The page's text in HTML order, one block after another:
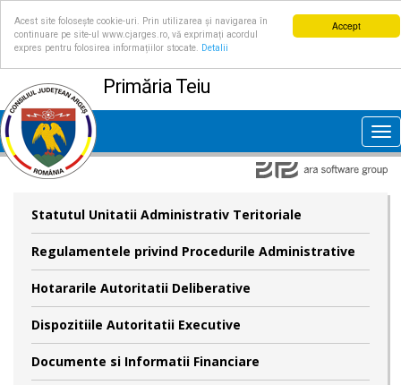
Accept
Acest site folosește cookie-uri. Prin utilizarea și navigarea în
continuare pe site-ul www.cjarges.ro, vă exprimați acordul
expres pentru folosirea informațiilor stocate.
Detalii
Primăria Teiu
Statutul Unitatii Administrativ Teritoriale
Regulamentele privind Procedurile Administrative
Hotararile Autoritatii Deliberative
Dispozitiile Autoritatii Executive
Documente si Informatii Financiare